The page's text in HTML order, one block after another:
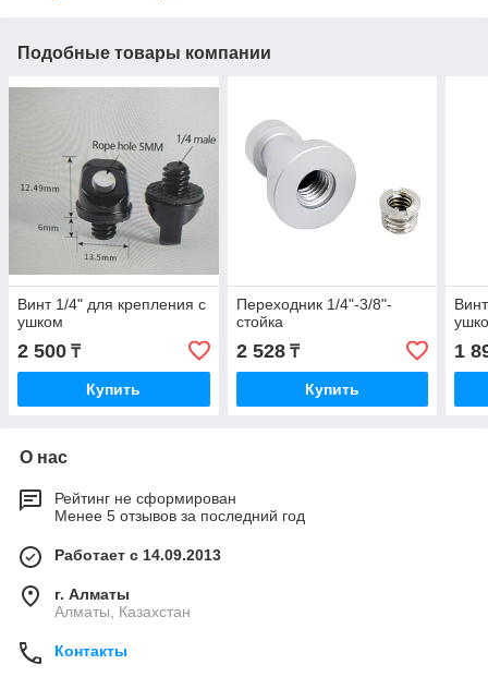
Подобные товары компании
Винт 1/4" для крепления с
ушком
2 500 ₸
Купить
Переходник 1/4"-3/8"-
стойка
2 528₸
Купить
1
О нас
Рейтинг не сформирован
Менее 5 отзывов за последний год
Работает с 14.09.2013
г. Алматы
Алматы, Казахстан
Контакты